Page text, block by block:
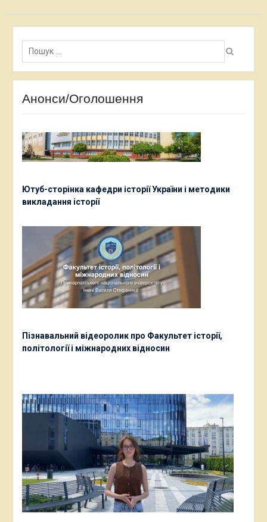
Пошук:
Анонси/Оголошення
Ютуб-сторінка кафедри історії України і методики
викладання історії
Пізнавальний відеоролик про Факультет історії,
політології і міжнародних відносин